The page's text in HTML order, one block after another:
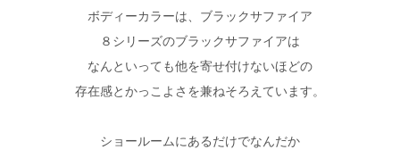
ボディーカラーは、ブラックサファイア
８シリーズのブラックサファイアは
なんといっても他を寄せ付けないほどの
存在感とかっこよさを兼ねそろえています。
ショールームにあるだけでなんだか